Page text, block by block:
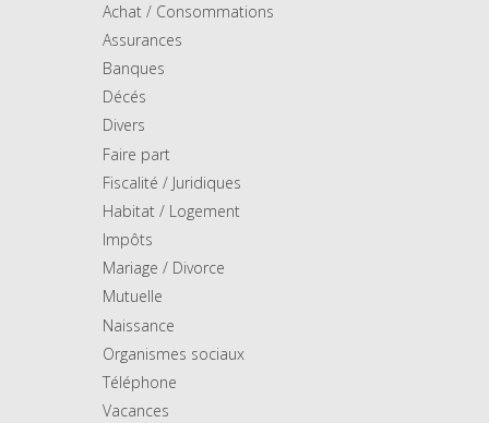
Achat / Consommations
Assurances
Banques
Décés
Divers
Faire part
Fiscalité / Juridiques
Habitat / Logement
Impôts
Mariage / Divorce
Mutuelle
Naissance
Organismes sociaux
Téléphone
Vacances